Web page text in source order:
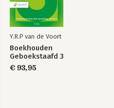
Y.R.P van de Voort
Boekhouden
Geboekstaafd 3
€ 93,95